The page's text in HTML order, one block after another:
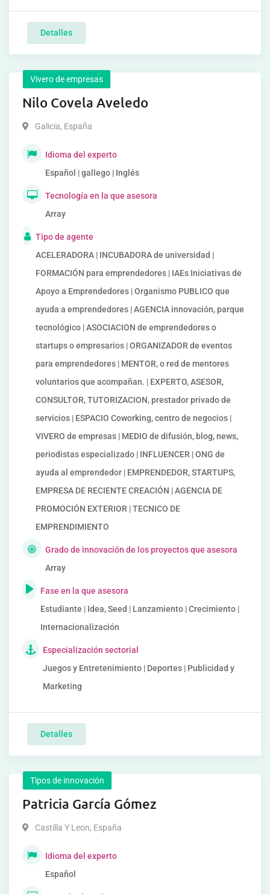
Detalles
Vivero de empresas
Nilo Covela Aveledo
Galicia, España
Idioma del experto
Español | gallego | Inglés
Tecnología en la que asesora
Array
Tipo de agente
ACELERADORA | INCUBADORA de universidad |
FORMACIÓN para emprendedores | IAEs Iniciativas de
Apoyo a Emprendedores | Organismo PUBLICO que
ayuda a emprendedores | AGENCIA innovación, parque
tecnológico | ASOCIACION de emprendedores o
startups o empresarios | ORGANIZADOR de eventos
para emprendedores | MENTOR, o red de mentores
voluntarios que acompañan. | EXPERTO, ASESOR,
CONSULTOR, TUTORIZACION, prestador privado de
servicios | ESPACIO Coworking, centro de negocios |
VIVERO de empresas | MEDIO de difusión, blog, news,
periodistas especializado | INFLUENCER | ONG de
ayuda al emprendedor | EMPRENDEDOR, STARTUPS,
EMPRESA DE RECIENTE CREACIÓN | AGENCIA DE
PROMOCIÓN EXTERIOR | TECNICO DE
EMPRENDIMIENTO
Grado de innovación de los proyectos que asesora
Array
Fase en la que asesora
Estudiante | Idea, Seed | Lanzamiento | Crecimiento |
Internacionalización
Especialización sectorial
Juegos y Entretenimiento | Deportes | Publicidad y
Marketing
Detalles
Tipos de innovación
Patricia García Gómez
Castilla Y Leon, España
Idioma del experto
Español